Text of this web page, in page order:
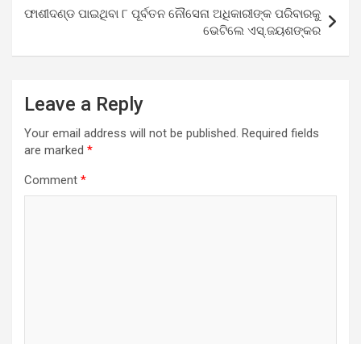
ଫାଶୀଦଣ୍ଡ ପାଇଥିବା ୮ ପୂର୍ବତନ ନୌସେନା ଅଧିକାରୀଙ୍କ ପରିବାରକୁ
ଭେଟିଲେ ଏସ୍‌.ଜୟଶଙ୍କର
Leave a Reply
Your email address will not be published. Required fields
are marked *
Comment *